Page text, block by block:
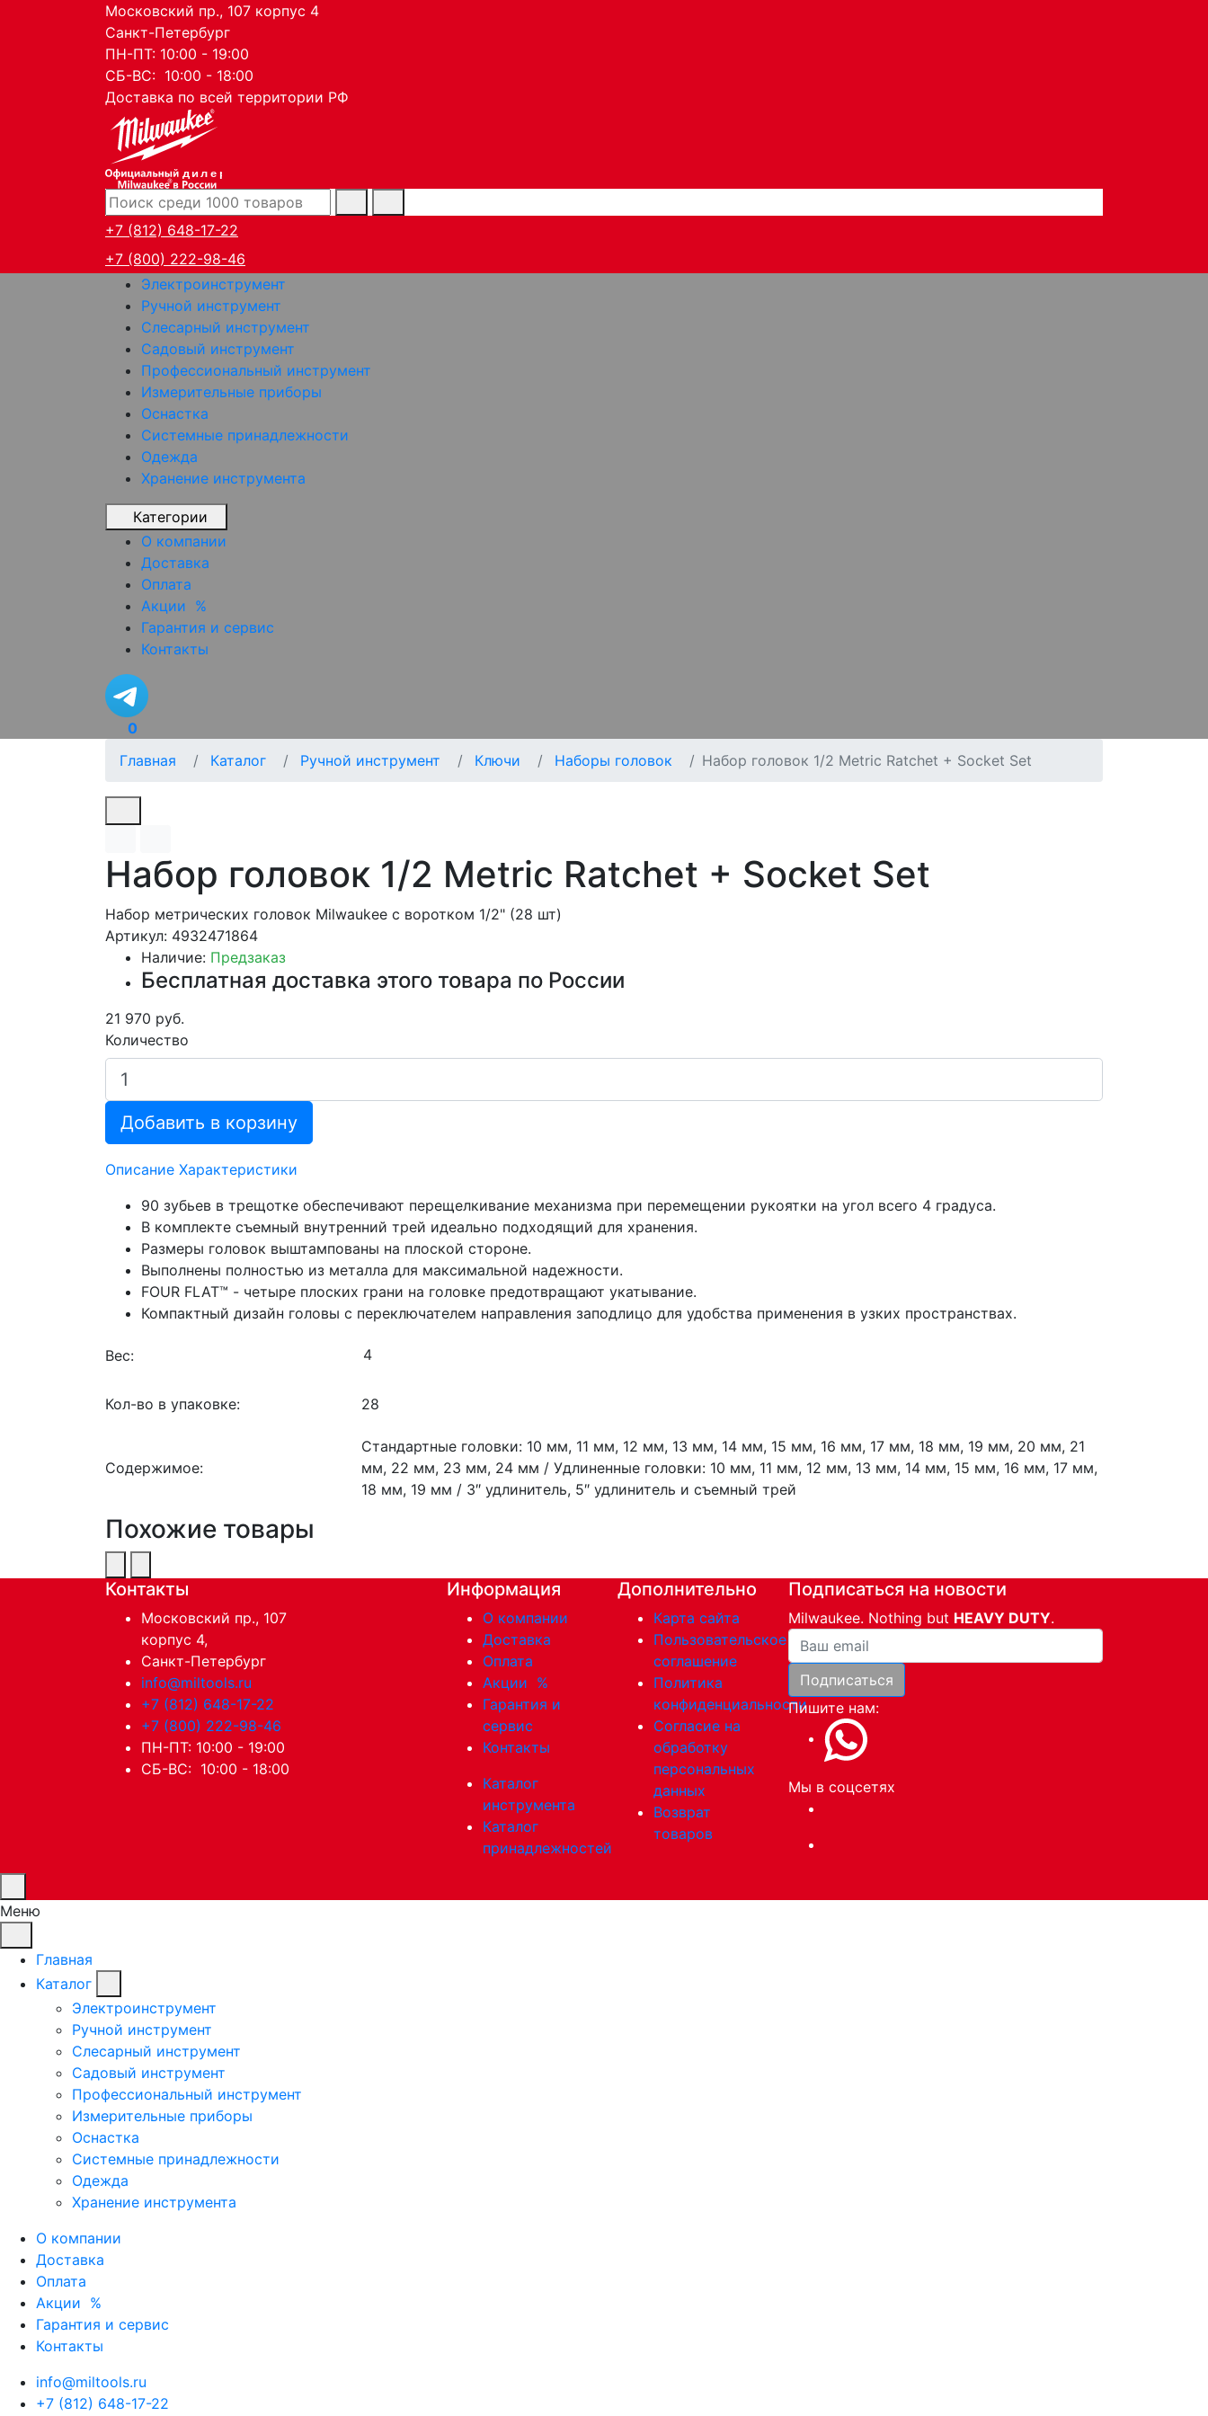
Московский пр., 107 корпус 4
Санкт-Петербург
ПН-ПТ: 10:00 - 19:00
СБ-ВС: 10:00 - 18:00
Доставка по всей территории РФ
дилер
+7 (812) 648-17-22
+7 (800) 222-98-46
Электроинструмент
Ручной инструмент
Слесарный инструмент
Садовый инструмент
Профессиональный инструмент
Измерительные приборы
Оснастка
Системные принадлежности
Одежда
Хранение инструмента
Категории
О компании
Доставка
Оплата
Акции %
Гарантия и сервис
Контакты
0
Главная
Каталог Ручной инструмент Ключи Наборы головок Набор головок 1/2 Metric Ratchet + Socket Set
Набор головок 1/2 Metric Ratchet + Socket Set
Набор метрических головок Milwaukee с воротком 1/2" (28 шт)
Артикул: 4932471864
Наличие: Предзаказ
Бесплатная доставка этого товара по России
21 970 руб.
Количество
Добавить в корзину
Описание Характеристики
90 зубьев в трещотке обеспечивают перещелкивание механизма при перемещении рукоятки на угол всего 4 градуса.
В комплекте съемный внутренний трей идеально подходящий для хранения.
Размеры головок выштампованы на плоской стороне.
Выполнены полностью из металла для максимальной надежности.
FOUR FLAT™ - четыре плоских грани на головке предотвращают укатывание.
Компактный дизайн головы с переключателем направления заподлицо для удобства применения в узких пространствах.
Вес:
Кол-во в упаковке: 28
Содержимое:
Стандартные головки: 10 мм, 11 мм, 12 мм, 13 мм, 14 мм, 15 мм, 16 мм, 17 мм, 18 мм, 19 мм, 20 мм, 21
мм, 22 мм, 23 мм, 24 мм / Удлиненные головки: 10 мм, 11 мм, 12 мм, 13 мм, 14 мм, 15 мм, 16 мм, 17 мм,
18 мм, 19 мм / 3″ удлинитель, 5″ удлинитель и съемный трей
Похожие товары
Контакты
Московский пр., 107
корпус 4,
Санкт-Петербург
info@miltools.ru
+7 (812) 648-17-22
+7 (800) 222-98-46
ПН-ПТ: 10:00 - 19:00
СБ-ВС: 10:00 - 18:00
Информация
О компании
Доставка
Оплата
Акции %
Гарантия и
сервис
Контакты
Каталог
инструмента
Каталог
принадлежностей
Дополнительно
Карта сайта
Пользовательское
соглашение
Политика
конфиденциальности
Согласие на
обработку
персональных
данных
Возврат
товаров
Подписаться на новости
Milwaukee. Nothing but HEAVY DUTY.
Ваша почта
Подписаться
Пишите нам:
Мы в соцсетях
Меню
Главная
Каталог
Электроинструмент
Ручной инструмент
Слесарный инструмент
Садовый инструмент
Профессиональный инструмент
Измерительные приборы
Оснастка
Системные принадлежности
Одежда
Хранение инструмента
О компании
Доставка
Оплата
Акции %
Гарантия и сервис
Контакты
info@miltools.ru
+7 (812) 648-17-22